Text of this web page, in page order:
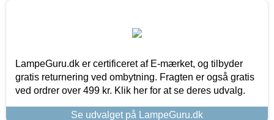
LampeGuru.dk er certificeret af E-mærket, og tilbyder
gratis returnering ved ombytning. Fragten er også gratis
ved ordrer over 499 kr. Klik her for at se deres udvalg.
Se udvalget på LampeGuru.dk